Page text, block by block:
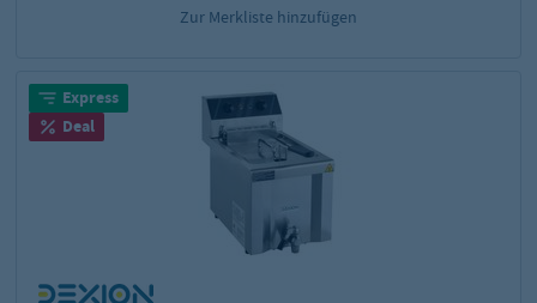
Zur Merkliste hinzufügen
Express
Deal